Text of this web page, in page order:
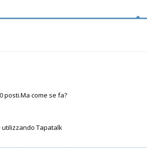
posti.Ma come se fa?
utilizzando Tapatalk